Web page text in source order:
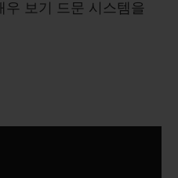
우 보기 드문 시스템을